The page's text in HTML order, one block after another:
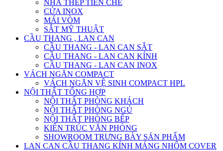
NHÀ THÉP TIỀN CHẾ
CỬA INOX
MÁI VÒM
SẮT MỸ THUẬT
CẦU THANG , LAN CAN
CẦU THANG - LAN CAN SẮT
CẦU THANG - LAN CAN KÍNH
CẦU THANG - LAN CAN INOX
VÁCH NGĂN COMPACT
VÁCH NGĂN VỆ SINH COMPACT HPL
NỘI THẤT TỔNG HỢP
NỘI THẤT PHÒNG KHÁCH
NỘI THẤT PHÒNG NGỦ
NỘI THẤT PHÒNG BẾP
KIẾN TRÚC VĂN PHÒNG
SHOWROOM TRƯNG BÀY SẢN PHẨM
LAN CAN CẦU THANG KÍNH MÁNG NHÔM COVER